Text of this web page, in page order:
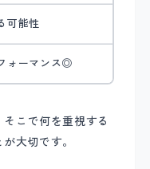
可能性
ォーマンス◎
こで何を重視する
大切です。